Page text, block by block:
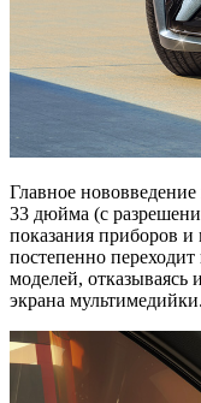
Главное
33 дюйма (с
показания приборов
постепенно
моделей, отказываясь
экрана мультимедийки.